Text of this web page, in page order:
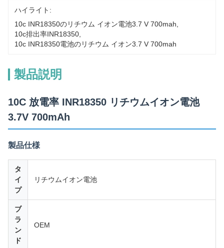
ハイライト:
10c INR18350のリチウム イオン電池3.7 V 700mah
10c排出率INR18350
10c INR18350電池のリチウム イオン3.7 V 700mah
製品説明
10C 放電率 INR18350 リチウムイオン電池
3.7V 700mAh
製品仕様
タ
イ
プ
リチウムイオン電池
ブ
ラ
ン
ド
OEM